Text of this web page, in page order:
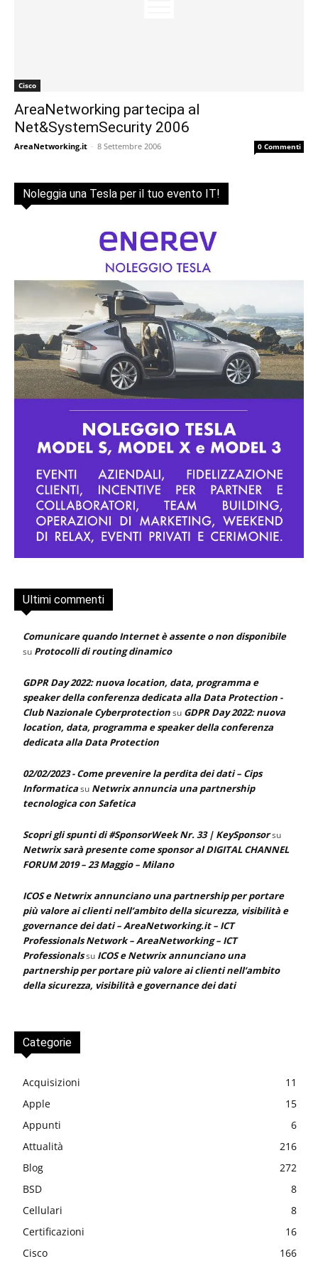
Cisco
AreaNetworking partecipa al
Net&SystemSecurity 2006
AreaNetworking.it - 8 Settembre 2006 0 Commenti
Noleggia una Tesla per il tuo evento IT!
Ultimi commenti
Comunicare quando Internet è assente o non disponibile
su Protocolli di routing dinamico
GDPR Day 2022: nuova location, data, programma e
speaker della conferenza dedicata alla Data Protection -
Club Nazionale Cyberprotectionsu GDPR Day 2022: nuova
location, data, programma e speaker della conferenza
dedicata alla Data Protection
02/02/2023 - Come prevenire la perdita dei dati – Cips
Informaticasu Netwrix annuncia una partnership
tecnologica con Safetica
Scopri gli spunti di #SponsorWeek Nr. 33 | KeySponsorsu
Netwrix sarà presente come sponsor al DIGITAL CHANNEL
FORUM 2019 – 23 Maggio – Milano
ICOS e Netwrix annunciano una partnership per portare
più valore ai clienti nell’ambito della sicurezza, visibilità e
governance dei dati – AreaNetworking.it – ICT
Professionals Network – AreaNetworking – ICT
Professionalssu ICOS e Netwrix annunciano una
partnership per portare più valore ai clienti nell’ambito
della sicurezza, visibilità e governance dei dati
Categorie
Acquisizioni
11
Apple
15
Appunti
6
Attualità
216
Blog
272
BSD
8
Cellulari
8
Certificazioni
16
Cisco
166